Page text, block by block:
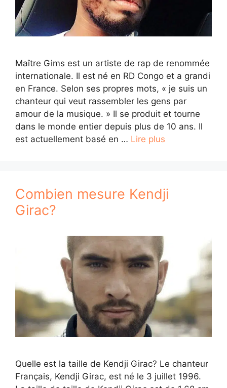
Maître Gims est un artiste de rap de renommée
internationale. Il est né en RD Congo et a grandi
en France. Selon ses propres mots, « je suis un
chanteur qui veut rassembler les gens par
amour de la musique. » Il se produit et tourne
dans le monde entier depuis plus de 10 ans. Il
est actuellement basé en … Lire plus
Combien mesure Kendji
Girac?
Quelle est la taille de Kendji Girac? Le chanteur
Français, Kendji Girac, est né le 3 juillet 1996.